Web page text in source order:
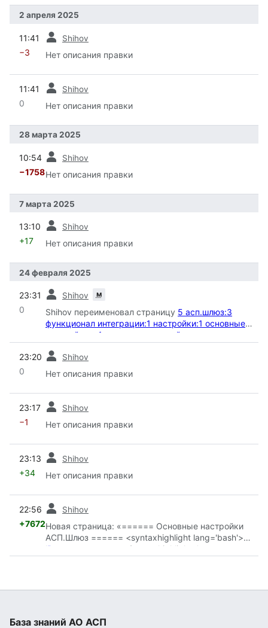
2 апреля 2025
11:41 Shihov
−3 Нет описания правки
11:41 Shihov
0 Нет описания правки
28 марта 2025
10:54 Shihov
−1758Нет описания правки
7 марта 2025
13:10 Shihov
+17 Нет описания правки
24 февраля 2025
23:31 Shihov м
0 Shihov переименовал страницу 5 асп.шлюз:3
функционал интеграции:1 настройки:1 основные
настройки
1 основные настройки
Автоматическое переименование
23:20 Shihov
0 Нет описания правки
23:17 Shihov
−1 Нет описания правки
23:13 Shihov
+34 Нет описания правки
22:56 Shihov
+7672Новая страница: «====== Основные настройки
АСП.Шлюз ====== <syntaxhighlight lang='bash'>
'Видеоинструкция
</syntaxhighlight>'
База знаний АО АСП